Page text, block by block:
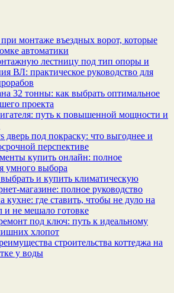
монтаже въездных ворот, которые
автоматики
лестницу под тип опоры и
ВЛ: практическое руководство для
32 тонны: как выбрать оптимальное
проекта
путь к повышенной мощности и
дверь под покраску: что выгоднее и
перспективе
купить онлайн: полное
умного выбора
и купить климатическую
полное руководство
кухне: где ставить, чтобы не дуло на
и не мешало готовке
под ключ: путь к идеальному
хлопот
строительства коттеджа на
у воды